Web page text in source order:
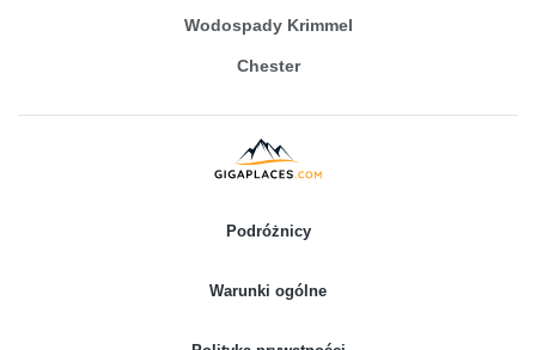
Wodospady Krimmel
Chester
Podróżnicy
Warunki ogólne